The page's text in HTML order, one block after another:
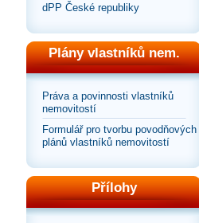
dPP České republiky
Plány vlastníků nem.
Práva a povinnosti vlastníků
nemovitostí
Formulář pro tvorbu povodňových
plánů vlastníků nemovitostí
Přílohy